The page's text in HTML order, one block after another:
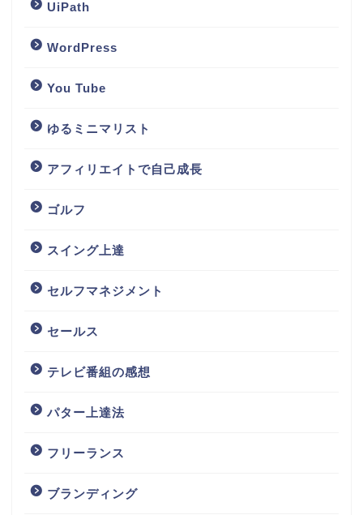
UiPath
WordPress
You Tube
ゆるミニマリスト
アフィリエイトで自己成長
ゴルフ
スイング上達
セルフマネジメント
セールス
テレビ番組の感想
パター上達法
フリーランス
ブランディング